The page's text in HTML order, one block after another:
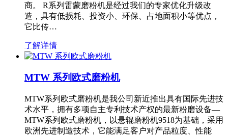
商。 R系列雷蒙磨粉机是经过我们的专家优化升级改
造，具有低损耗、投资小、环保、占地面积小等优点，
它比传…
了解详情
MTW 系列欧式磨粉机
MTW系列欧式磨粉机是我公司新近推出具有国际先进技
术水平，拥有多项自主专利技术产权的最新粉磨设备—
MTW系列欧式磨粉机，以悬辊磨粉机9518为基础，采用
欧洲先进制造技术，它能满足客户对产品粒度、性能